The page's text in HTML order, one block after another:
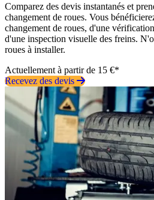
Comparez des devis instantanés et
changement de roues. Vous
changement de roues, d'une
d'une inspection visuelle des freins.
roues à installer.
Actuellement à partir de 15 €*
Recevez des devis